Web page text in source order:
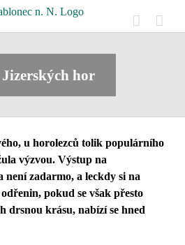
hor
u horolezců tolik populárního
výzvou. Výstup na
není zadarmo, a leckdy si na
pokud se však přesto
drsnou krásu, nabízí se hned